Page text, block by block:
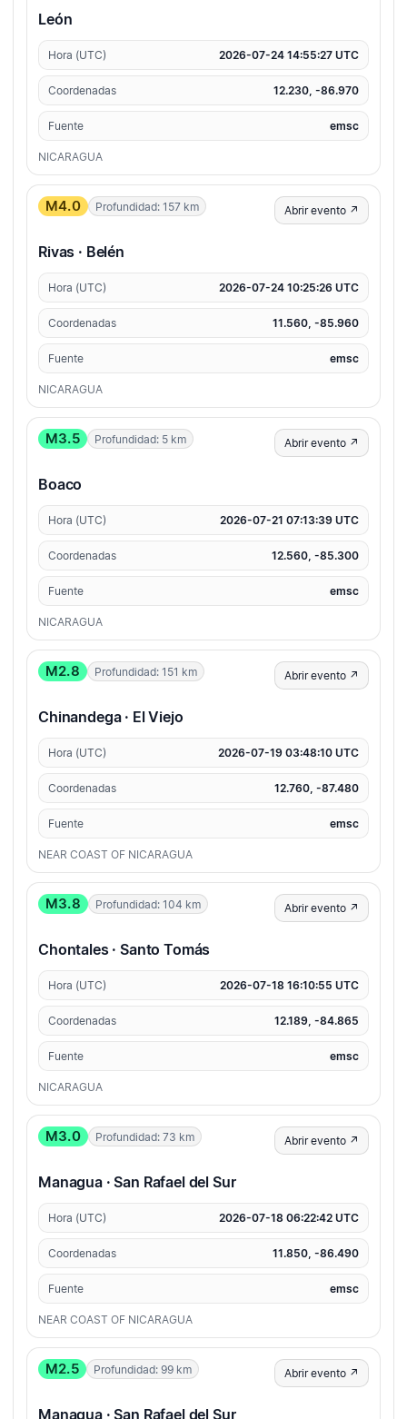
León
Hora (UTC) 2026-07-24 14:55:27 UTC
Coordenadas 12.230, -86.970
Fuente emsc
NICARAGUA
M4.0 Profundidad: 157 km Abrir evento ↗
Rivas · Belén
Hora (UTC) 2026-07-24 10:25:26 UTC
Coordenadas 11.560, -85.960
Fuente emsc
NICARAGUA
M3.5 Profundidad: 5 km Abrir evento ↗
Boaco
Hora (UTC) 2026-07-21 07:13:39 UTC
Coordenadas 12.560, -85.300
Fuente emsc
NICARAGUA
M2.8 Profundidad: 151 km Abrir evento ↗
Chinandega · El Viejo
Hora (UTC) 2026-07-19 03:48:10 UTC
Coordenadas 12.760, -87.480
Fuente emsc
NEAR COAST OF NICARAGUA
M3.8 Profundidad: 104 km Abrir evento ↗
Chontales · Santo Tomás
Hora (UTC) 2026-07-18 16:10:55 UTC
Coordenadas 12.189, -84.865
Fuente emsc
NICARAGUA
M3.0 Profundidad: 73 km Abrir evento ↗
Managua · San Rafael del Sur
Hora (UTC) 2026-07-18 06:22:42 UTC
Coordenadas 11.850, -86.490
Fuente emsc
NEAR COAST OF NICARAGUA
M2.5 Profundidad: 99 km Abrir evento ↗
Managua · San Rafael del Sur